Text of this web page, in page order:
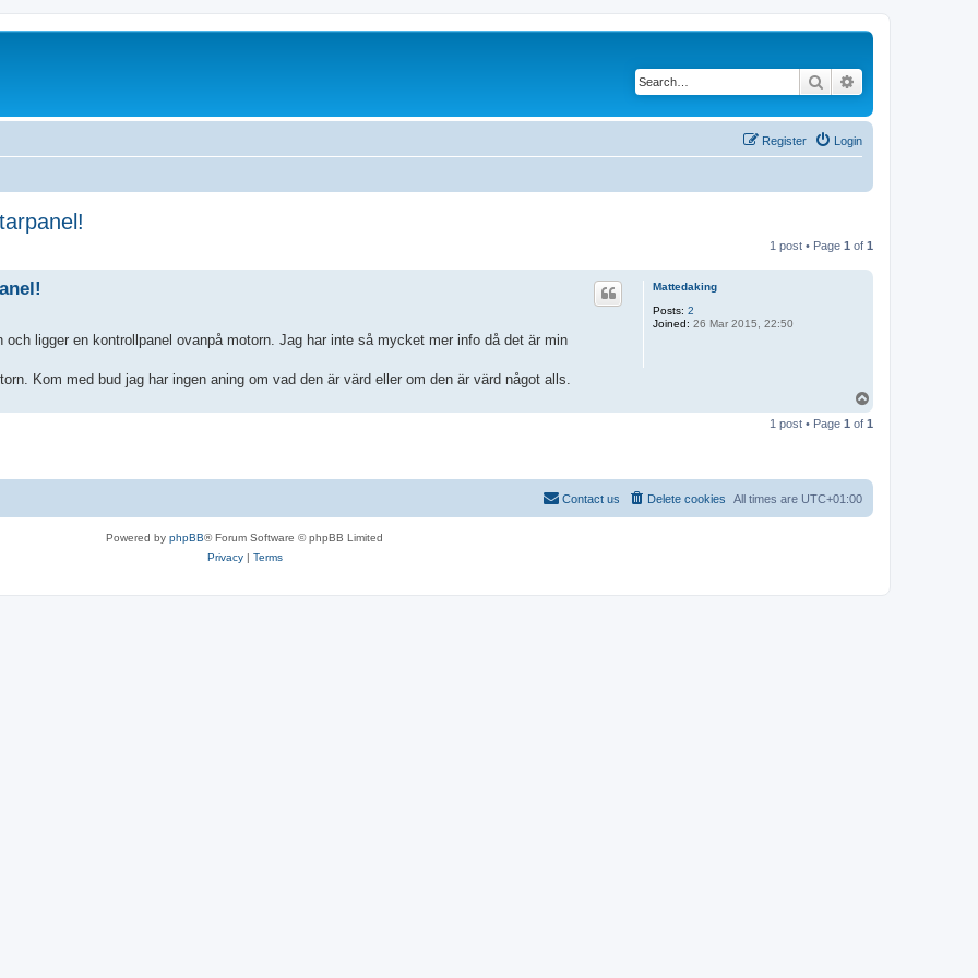
Search
Login
Register
1 post • Page 1 of 1
Mattedaking
Posts: 2
Joined: 26 Mar 2015, 22:50
ligger en kontrollpanel ovanpå motorn. Jag har inte så mycket mer info då det är min
Kom med bud jag har ingen aning om vad den är värd eller om den är värd något alls.
p
1 post • Page 1 of 1
All times are UTC+01:00
Delete cookies
Contact us
Powered by phpBB® Forum Software © phpBB Limited
Privacy| Terms